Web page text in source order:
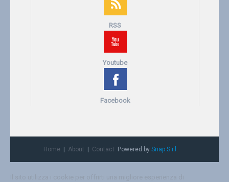
RSS
Youtube
Facebook
Home About Contact Powered by Snap S.r.l.